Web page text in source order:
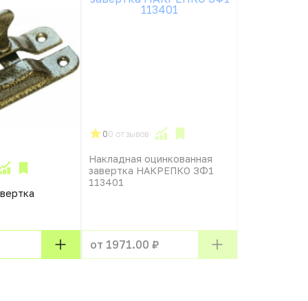
00 отзывов
Накладная оцинкованная
завертка НАКРЕПКО ЗФ1
113401
от 1971.00 ₽